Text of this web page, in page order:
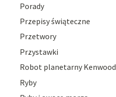
Porady
Przepisy świąteczne
Przetwory
Przystawki
Robot planetarny Kenwood
Ryby